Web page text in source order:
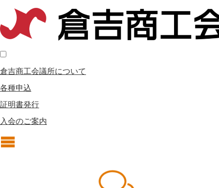
倉吉商工会議所について
各種申込
証明書発行
入会のご案内